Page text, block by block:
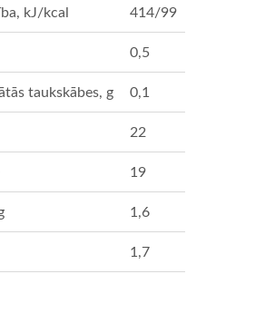
kJ/kcal
414/99
0,5
taukskābes, g
0,1
22
19
1,6
1,7